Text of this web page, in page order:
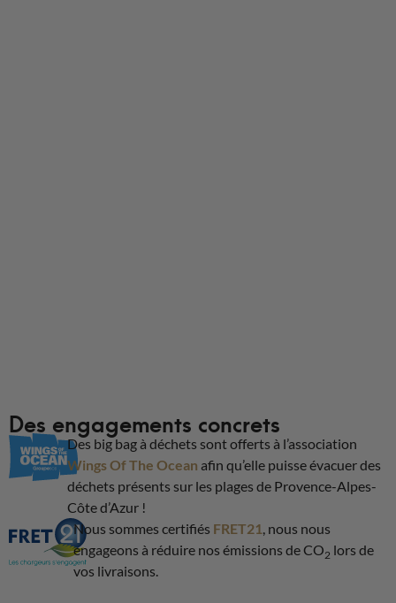
Des engagements concrets
Des big bag à déchets sont offerts à l’association
Wings Of The Ocean afin qu’elle puisse évacuer des
déchets présents sur les plages de Provence-Alpes-
Côte d’Azur !
Nous sommes certifiés FRET21, nous nous
engageons à réduire nos émissions de CO2 lors de
vos livraisons.